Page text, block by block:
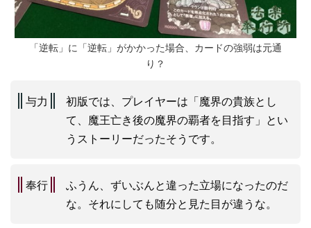
「逆転」に「逆転」がかかった場合、カードの強弱は元通
り？
与力
初版では、プレイヤーは「魔界の貴族とし
て、魔王亡き後の魔界の覇者を目指す」とい
うストーリーだったそうです。
奉行
ふうん、ずいぶんと違った立場になったのだ
な。それにしても随分と見た目が違うな。